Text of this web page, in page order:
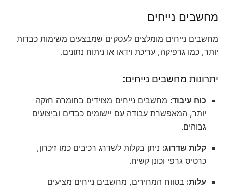
מחשבים נייחים
מחשבים נייחים מומלצים לעסקים שמבצעים משימות כבדות
יותר, כמו גרפיקה, עריכת וידאו או ניתוח נתונים.
יתרונות מחשבים נייחים:
כוח עיבוד: מחשבים נייחים מצוידים בחומרה חזקה
יותר, המאפשרת עבודה עם יישומים כבדים וביצועים
גבוהים.
קלות שדרוג: ניתן בקלות לשדרג רכיבים כמו זיכרון,
כרטיס גרפי וכונן קשיח.
עלות: בטווח המחירים, מחשבים נייחים מציעים